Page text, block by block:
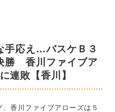
手応え…バスケＢ３
勝 香川ファイブア
連敗【香川】
香川ファイブアローズは５